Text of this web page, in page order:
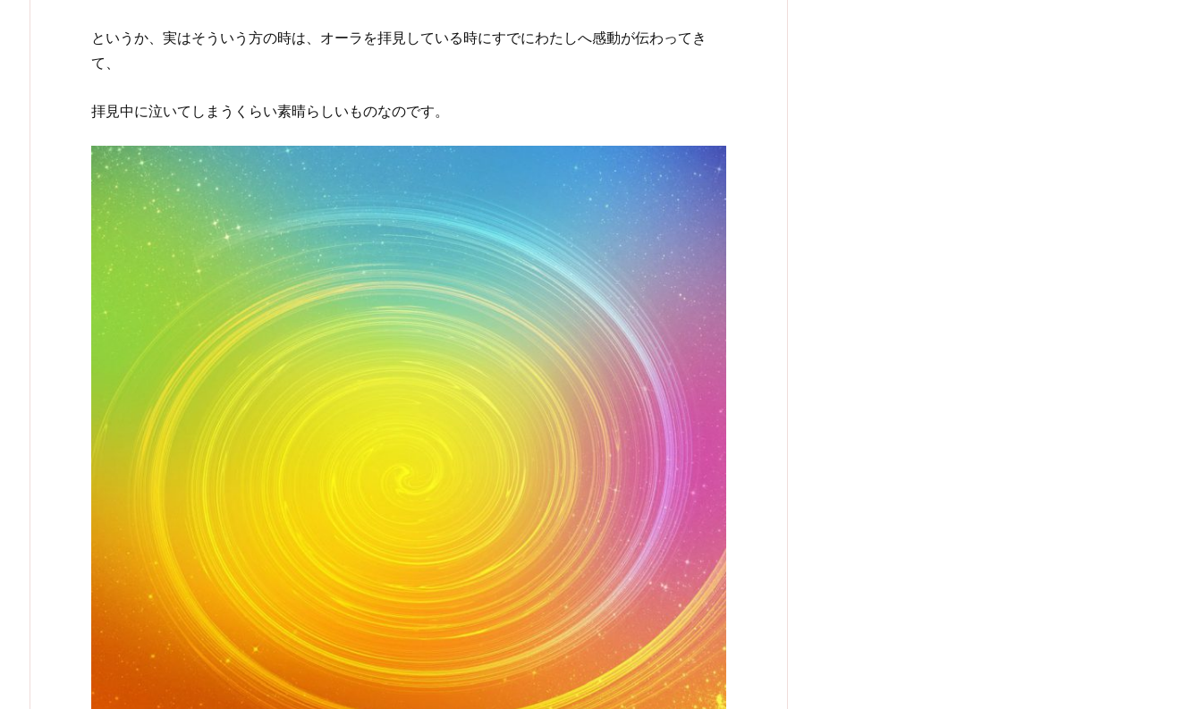
というか、実はそういう方の時は、オーラを拝見している時にすでにわたしへ感動が伝わってき
て、
拝見中に泣いてしまうくらい素晴らしいものなのです。